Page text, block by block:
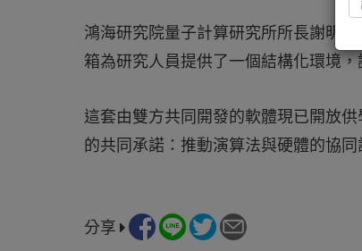
鴻海研究院量子計算研究所所長謝明
箱為研究人員提供了一個結構化環境
這套由雙方共同開發的軟體現已開放
的共同承諾：推動演算法與硬體的協
分享